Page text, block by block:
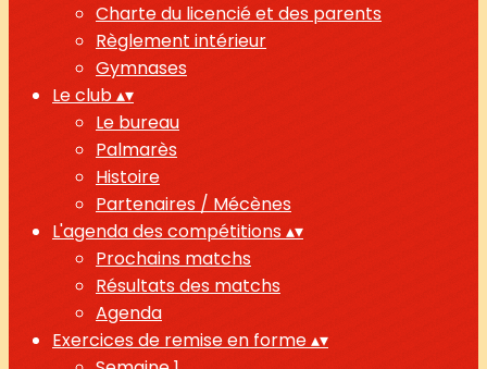
Charte du licencié et des parents
Règlement intérieur
Gymnases
Le club▴▾
Le bureau
Palmarès
Histoire
Partenaires / Mécènes
L'agenda des compétitions▴▾
Prochains matchs
Résultats des matchs
Agenda
Exercices de remise en forme▴▾